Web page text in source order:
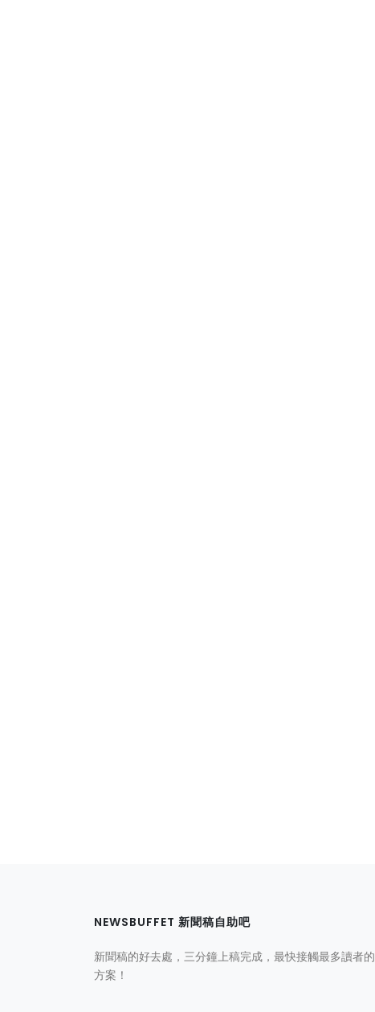
NEWSBUFFET 新聞稿自助吧
新聞稿的好去處，三分鐘上稿完成，最快接觸最多讀者的
方案！